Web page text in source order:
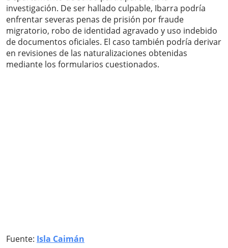
investigación. De ser hallado culpable, Ibarra podría
enfrentar severas penas de prisión por fraude
migratorio, robo de identidad agravado y uso indebido
de documentos oficiales. El caso también podría derivar
en revisiones de las naturalizaciones obtenidas
mediante los formularios cuestionados.
Fuente: Isla Caimán